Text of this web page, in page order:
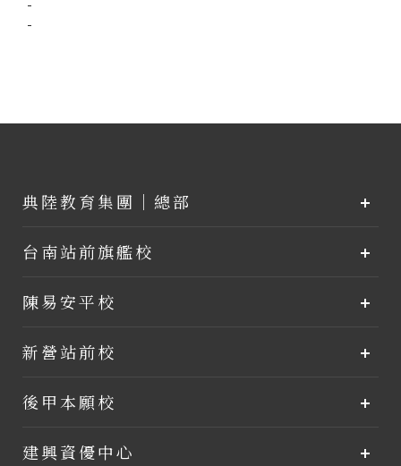
-
-
典陸教育集團｜總部
台南站前旗艦校
陳易安平校
新營站前校
後甲本願校
建興資優中心